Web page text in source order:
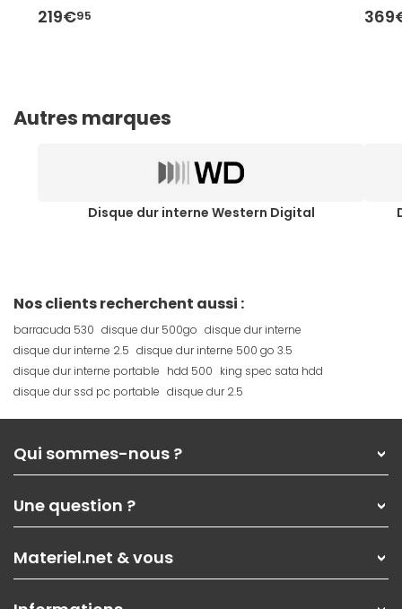
219€95
Autres marques
Disque dur interne Western Digital
Nos clients recherchent aussi :
barracuda 530 disque dur 500go disque dur interne
disque dur interne 2.5 disque dur interne 500 go 3.5
disque dur interne portable hdd 500 king spec sata hdd
disque dur ssd pc portable disque dur 2.5
Qui sommes-nous ?
Nos services
Les magasins Materiel.net
Nos solutions pour les pros
Contactez-nous
Une question ?
Paiement, livraison
Garanties,Pack Zen
SAV, demander un retour
Materiel.net & vous